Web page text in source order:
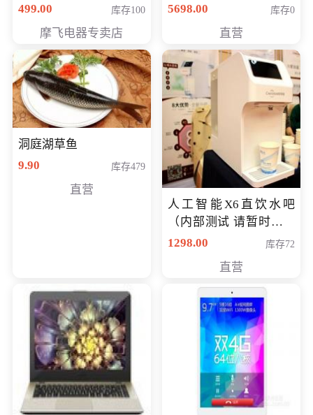
369元
499.00 库存100
摩飞电器专卖店
购买价格 4998元
5698.00 库存0
直营
洞庭湖草鱼
9.90
库存479
直营
人工智能X6直饮水吧
（内部测试 请暂时不要
购买）
1298.00 库存72
直营